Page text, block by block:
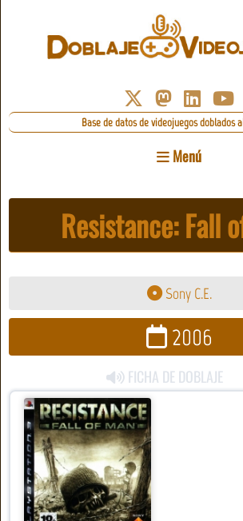
Base de datos de videojuegos doblados
Menú
Resistance: Fall
Sony C.E.
2006
FICHA DE DOBLAJE